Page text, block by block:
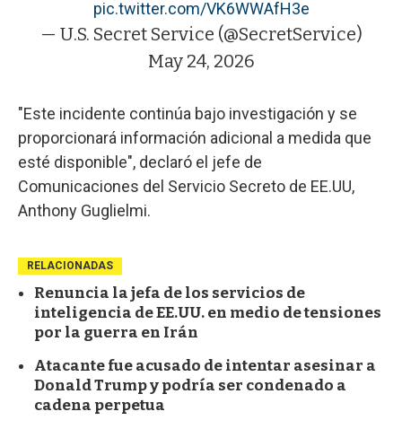
pic.twitter.com/VK6WWAfH3e
— U.S. Secret Service (@SecretService)
May 24, 2026
"Este incidente continúa bajo investigación y se
proporcionará información adicional a medida que
esté disponible", declaró el jefe de
Comunicaciones del Servicio Secreto de EE.UU,
Anthony Guglielmi.
RELACIONADAS
Renuncia la jefa de los servicios de
inteligencia de EE.UU. en medio de tensiones
por la guerra en Irán
Atacante fue acusado de intentar asesinar a
Donald Trump y podría ser condenado a
cadena perpetua